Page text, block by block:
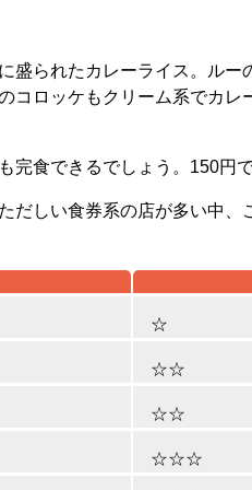
盛られたカレーライス。ル
コロッケもクリーム系でカ
完食できるでしょう。150円
だしい食券系の店が多い中
☆
☆☆
☆☆
☆☆☆